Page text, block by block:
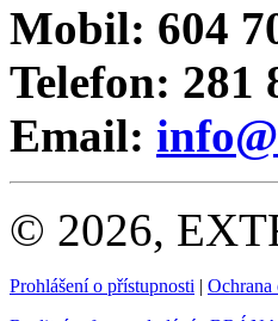
Mobil: 604
Telefon: 281
Email:
© 2026,
Prohlášení o přístupnosti | Ochrana